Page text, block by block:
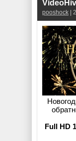
pooshock |
Full HD